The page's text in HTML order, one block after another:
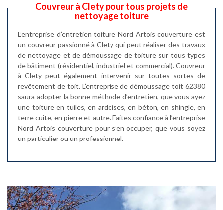
Couvreur à Clety pour tous projets de
nettoyage toiture
L’entreprise d’entretien toiture Nord Artois couverture est
un couvreur passionné à Clety qui peut réaliser des travaux
de nettoyage et de démoussage de toiture sur tous types
de bâtiment (résidentiel, industriel et commercial). Couvreur
à Clety peut également intervenir sur toutes sortes de
revêtement de toit. L’entreprise de démoussage toit 62380
saura adopter la bonne méthode d’entretien, que vous ayez
une toiture en tuiles, en ardoises, en béton, en shingle, en
terre cuite, en pierre et autre. Faites confiance à l’entreprise
Nord Artois couverture pour s’en occuper, que vous soyez
un particulier ou un professionnel.